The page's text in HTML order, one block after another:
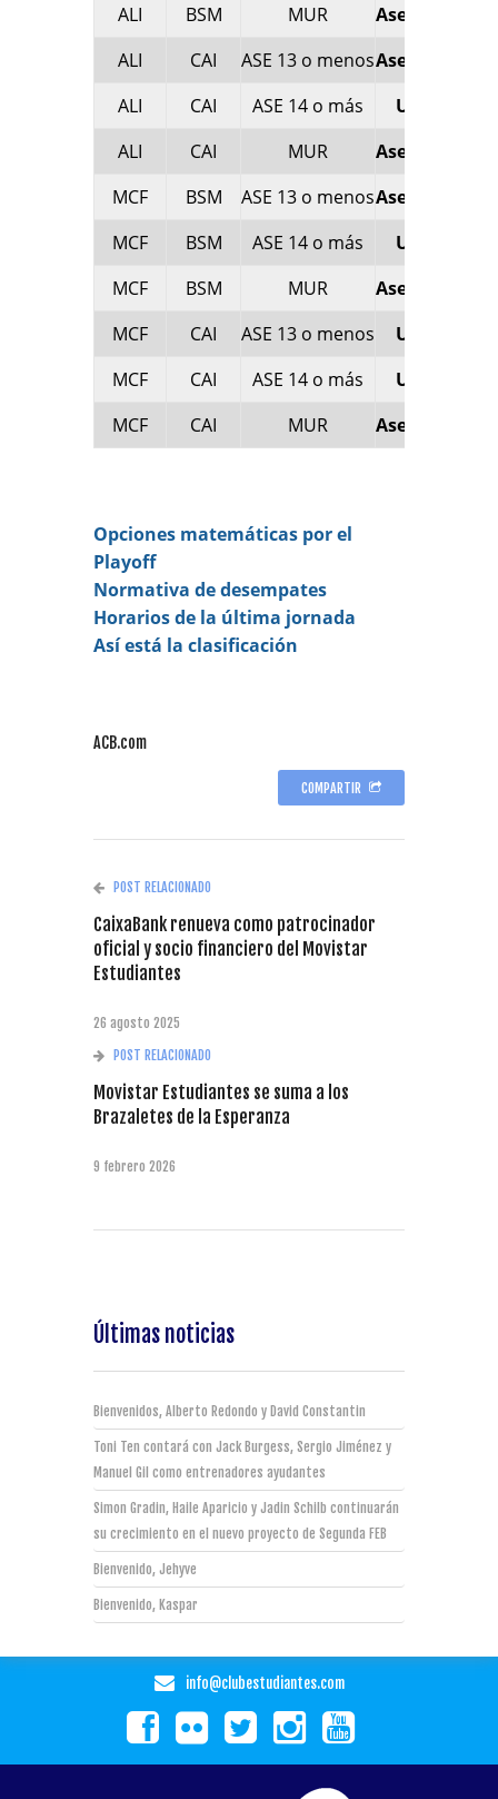
ALI
BSM MUR
Asefa
ALI
CAI ASE 13 o menosAsefa
ALI
CAI ASE 14 o más
UCAM
ALI
CAI MUR
Asefa
MCF
BSM ASE 13 o menosAsefa
MCF
BSM ASE 14 o más
UCAM
MCF
BSM MUR
Asefa
MCF
CAI ASE 13 o menos
UCAM
MCF
CAI ASE 14 o más
UCAM
MCF
CAI MUR Asefa
Opciones matemáticas por el
Playoff
Normativa de desempates
Horarios de la última jornada
Así está la clasificación
ACB.com
COMPARTIR
POST RELACIONADO
CaixaBank renueva como patrocinador
oficial y socio financiero del Movistar
Estudiantes
26 agosto 2025
POST RELACIONADO
Movistar Estudiantes se suma a los
Brazaletes de la Esperanza
9 febrero 2026
Últimas noticias
Bienvenidos, Alberto Redondo y David Constantin
Toni Ten contará con Jack Burgess, Sergio Jiménez y
Manuel Gil como entrenadores ayudantes
Simon Gradin, Haile Aparicio y Jadin Schilb continuarán
su crecimiento en el nuevo proyecto de Segunda FEB
Bienvenido, Jehyve
Bienvenido, Kaspar
info@clubestudiantes.com